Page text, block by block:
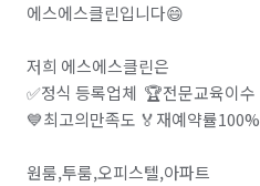
에스에스클린입니다😄
저희 에스에스클린은
✅정식 등록업체  🏆전문교육이수
💙최고의만족도 🏅재예약률100%
원룸,투룸,오피스텔,아파트